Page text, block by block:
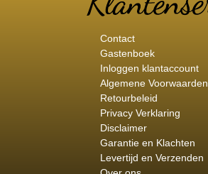
Contact
Gastenboek
Inloggen klantaccount
Algemene Voorwaarden
Retourbeleid
Privacy Verklaring
Disclaimer
Garantie en Klachten
Levertijd en Verzenden